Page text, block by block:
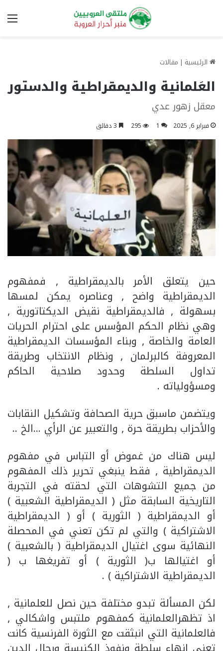
الرئيسية | مقالات
العَلمانية والديمقراطية والدستور
معقل زهور عدي
فبراير 6, 2025 1
295
حين يتعلق الأمر بالديمقراطية , فمفهوم
الديمقراطية واضح , وعناصره يمكن لمسها
بسهولة , فالديمقراطية نقيض الديكتاتورية ,
وهي نظام الحكم المؤسس على احترام الحريات
العامة والخاصة , وبناء المؤسسات الديمقراطية
المعروفة كالبرلمان , ونظام الانتخاب وطريقة
تداول السلطة وحدود صلاحية الحاكم
ومسؤولياته .
ويتضمن ماسبق حرية الصحافة وتشكيل النقابات
والأحزاب بطريقة حرة , والتعبير عن الرأي …الخ ..
ليس هناك من غموض أو التباس في مفهوم
الديمقراطية , فقط ينبغي تحرير ذلك المفهوم
من جميع التشوهات التي لحقته في التجربة
التاريخية السابقة مثل ( الديمقراطية الشعبية )
أو الديمقراطية ( الثورية ) أو ( الديمقراطية
الاشتراكية ) والتي لم تكن تعني في المحصلة
النهائية سوى اغتيال الديمقراطية ( بالشعبية )
أو اغتيالها ب( الثورية ) أو تفريغها ب (
الديمقراطية الاشتراكية ) .
لكن المسألة تبدو مختلفة حين نصل للعلمانية ,
اذ تظهرالعلمانية كمفهوم ملتبس واشكالي ,
فالعلمانية التي انبثقت مع الثورة الفرنسية كانت